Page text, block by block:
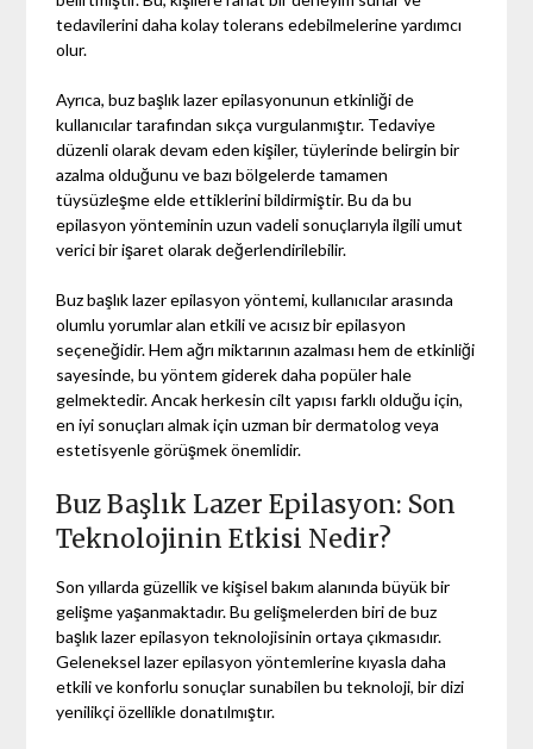
tedavilerini daha kolay tolerans edebilmelerine yardımcı
olur.
Ayrıca, buz başlık lazer epilasyonunun etkinliği de
kullanıcılar tarafından sıkça vurgulanmıştır. Tedaviye
düzenli olarak devam eden kişiler, tüylerinde belirgin bir
azalma olduğunu ve bazı bölgelerde tamamen
tüysüzleşme elde ettiklerini bildirmiştir. Bu da bu
epilasyon yönteminin uzun vadeli sonuçlarıyla ilgili umut
verici bir işaret olarak değerlendirilebilir.
Buz başlık lazer epilasyon yöntemi, kullanıcılar arasında
olumlu yorumlar alan etkili ve acısız bir epilasyon
seçeneğidir. Hem ağrı miktarının azalması hem de etkinliği
sayesinde, bu yöntem giderek daha popüler hale
gelmektedir. Ancak herkesin cilt yapısı farklı olduğu için,
en iyi sonuçları almak için uzman bir dermatolog veya
estetisyenle görüşmek önemlidir.
Buz Başlık Lazer Epilasyon: Son
Teknolojinin Etkisi Nedir?
Son yıllarda güzellik ve kişisel bakım alanında büyük bir
gelişme yaşanmaktadır. Bu gelişmelerden biri de buz
başlık lazer epilasyon teknolojisinin ortaya çıkmasıdır.
Geleneksel lazer epilasyon yöntemlerine kıyasla daha
etkili ve konforlu sonuçlar sunabilen bu teknoloji, bir dizi
yenilikçi özellikle donatılmıştır.